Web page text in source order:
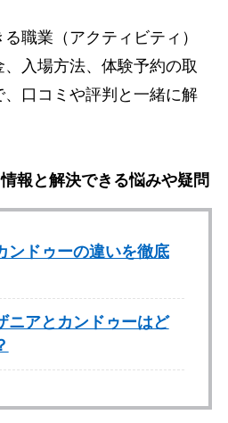
職業（アクティビティ）
入場方法、体験予約の取
、口コミや評判と一緒に解
報と解決できる悩みや疑問
ンドゥーの違いを徹底
ニアとカンドゥーはど